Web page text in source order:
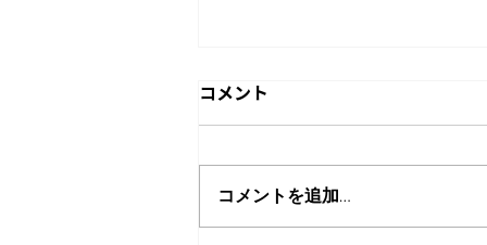
コメント
コメントを追加…